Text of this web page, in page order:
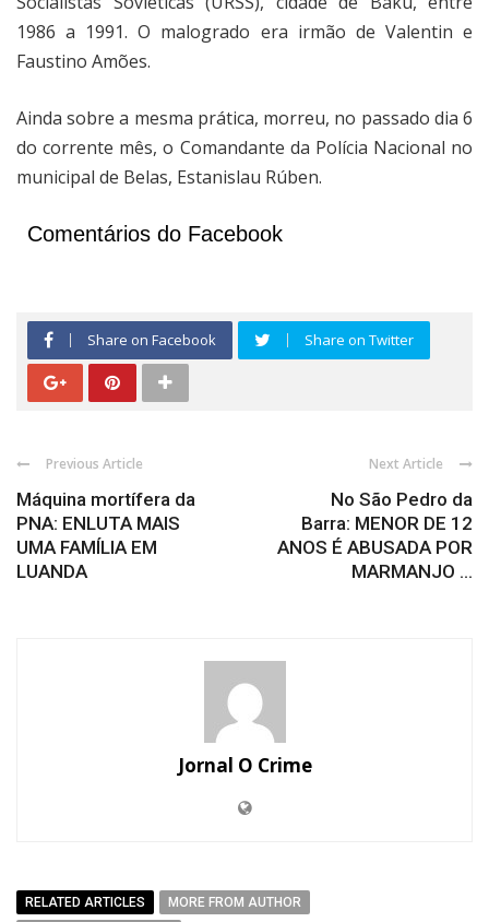
1986 a 1991. O malogrado era irmão de Valentin e
Faustino Amões.
Ainda sobre a mesma prática, morreu, no passado dia 6
do corrente mês, o Comandante da Polícia Nacional no
municipal de Belas, Estanislau Rúben.
Comentários do Facebook
Share on Facebook Share on Twitter
Previous Article
Máquina mortífera da
PNA: ENLUTA MAIS
UMA FAMÍLIA EM
LUANDA
Next Article
No São Pedro da
Barra: MENOR DE 12
ANOS É ABUSADA POR
MARMANJO ...
Jornal O Crime
RELATED ARTICLES
MORE FROM AUTHOR